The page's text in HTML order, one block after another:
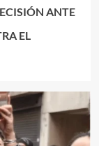
ANTE
EL